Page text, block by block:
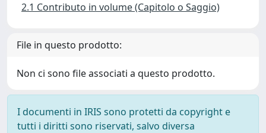
2.1 Contributo in volume (Capitolo o Saggio)
File in questo prodotto:
Non ci sono file associati a questo prodotto.
I documenti in IRIS sono protetti da copyright e
tutti i diritti sono riservati, salvo diversa